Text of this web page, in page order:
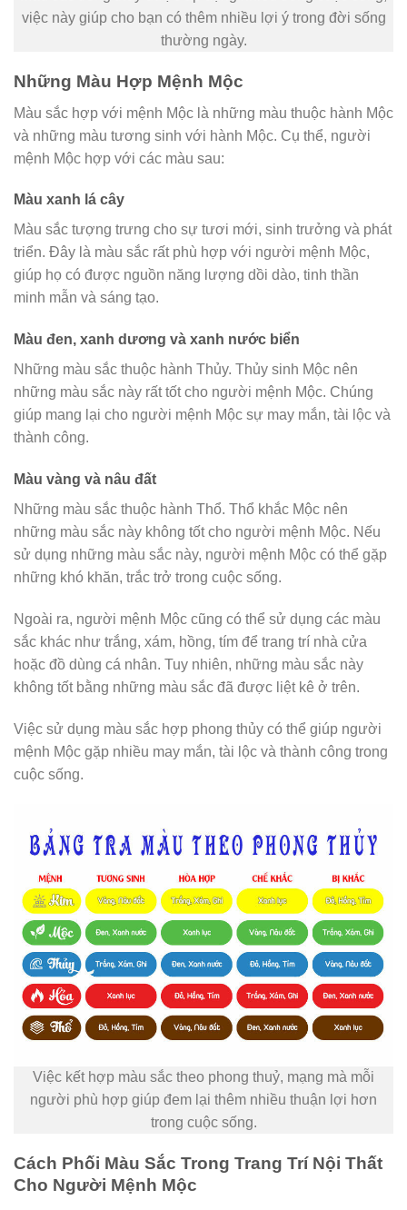
việc này giúp cho bạn có thêm nhiều lợi ý trong đời sống
thường ngày.
Những Màu Hợp Mệnh Mộc
Màu sắc hợp với mệnh Mộc là những màu thuộc hành Mộc
và những màu tương sinh với hành Mộc. Cụ thể, người
mệnh Mộc hợp với các màu sau:
Màu xanh lá cây
Màu sắc tượng trưng cho sự tươi mới, sinh trưởng và phát
triển. Đây là màu sắc rất phù hợp với người mệnh Mộc,
giúp họ có được nguồn năng lượng dồi dào, tinh thần
minh mẫn và sáng tạo.
Màu đen, xanh dương và xanh nước biển
Những màu sắc thuộc hành Thủy. Thủy sinh Mộc nên
những màu sắc này rất tốt cho người mệnh Mộc. Chúng
giúp mang lại cho người mệnh Mộc sự may mắn, tài lộc và
thành công.
Màu vàng và nâu đất
Những màu sắc thuộc hành Thổ. Thổ khắc Mộc nên
những màu sắc này không tốt cho người mệnh Mộc. Nếu
sử dụng những màu sắc này, người mệnh Mộc có thể gặp
những khó khăn, trắc trở trong cuộc sống.
Ngoài ra, người mệnh Mộc cũng có thể sử dụng các màu
sắc khác như trắng, xám, hồng, tím để trang trí nhà cửa
hoặc đồ dùng cá nhân. Tuy nhiên, những màu sắc này
không tốt bằng những màu sắc đã được liệt kê ở trên.
Việc sử dụng màu sắc hợp phong thủy có thể giúp người
mệnh Mộc gặp nhiều may mắn, tài lộc và thành công trong
cuộc sống.
Việc kết hợp màu sắc theo phong thuỷ, mạng mà mỗi
người phù hợp giúp đem lại thêm nhiều thuận lợi hơn
trong cuộc sống.
Cách Phối Màu Sắc Trong Trang Trí Nội Thất
Cho Người Mệnh Mộc